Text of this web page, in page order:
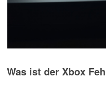
Was ist der Xbox